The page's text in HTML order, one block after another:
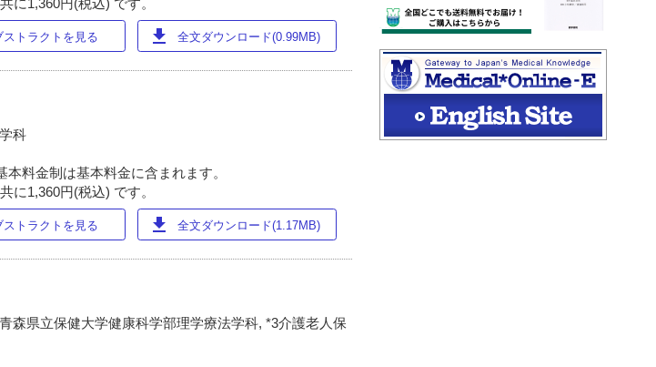
に1,360円(税込) です。
ストラクトを見る download 全文ダウンロード(0.99MB)
科
料金制は基本料金に含まれます。
に1,360円(税込) です。
ストラクトを見る download 全文ダウンロード(1.17MB)
森県立保健大学健康科学部理学療法学科, *3介護老人保